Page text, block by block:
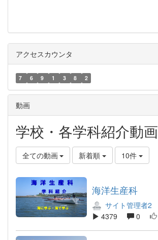
アクセスカウンタ
7 6 9 1 3 8 2
動画
学校・各学科紹介動画
全ての動画 新着順 10件
海洋生産科
サイト管理者2
4379
0